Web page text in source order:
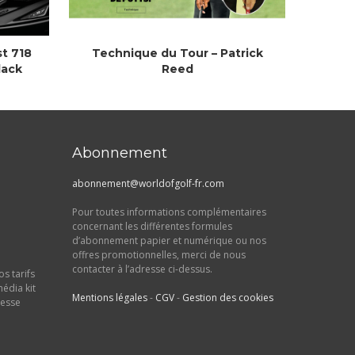
718
Technique du Tour – Patrick
Reed
tarifs
kit
Abonnement
abonnement@worldofgolf-fr.com
Pour toutes informations complémentaires
concernant les différentes formules
d’abonnement papier et numérique ou nos
offres promotionnelles, merci de nous
contacter à l’adresse ci-dessus.
Mentions légales- CGV- Gestion des cookies